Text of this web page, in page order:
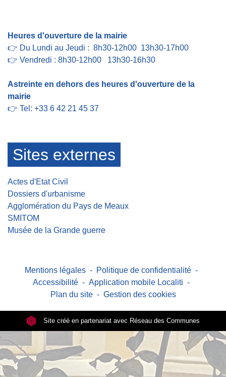
Heures d'ouverture de la mairie
👉 Du Lundi au Jeudi : 8h30-12h00 13h30-17h00
👉 Vendredi : 8h30-12h00 13h30-16h30
Astreinte en dehors des heures d'ouverture de la
mairie
👉 Tel: +33 6 42 21 45 37
Sites externes
Actes d'Etat Civil
Dossiers d'urbanisme
Agglomération du Pays de Meaux
SMITOM
Musée de la Grande guerre
Mentions légales - Politique de confidentialité -
Accessibilité - Application mobile Localiti -
Plan du site - Gestion des cookies
Site créé en partenariat avec Réseau des Communes